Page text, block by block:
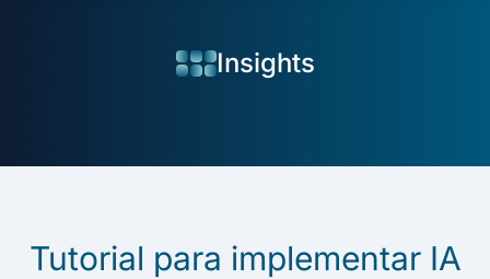
Insights
Tutorial para implementar IA